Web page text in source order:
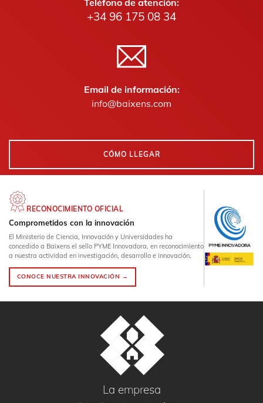
+34 96 175 08 34
Email de información:
info@baixens.com
CÓMO LLEGAR
RECONOCIMIENTO OFICIAL
Comprometidos con la innovación
El Ministerio de Ciencia, Innovación y Universidades ha
concedido a Baixens el sello PYME Innovadora, en reconocimiento
a nuestra actividad en investigación, desarrollo e innovación.
CONOCE NUESTRA INNOVACIÓN →
La empresa